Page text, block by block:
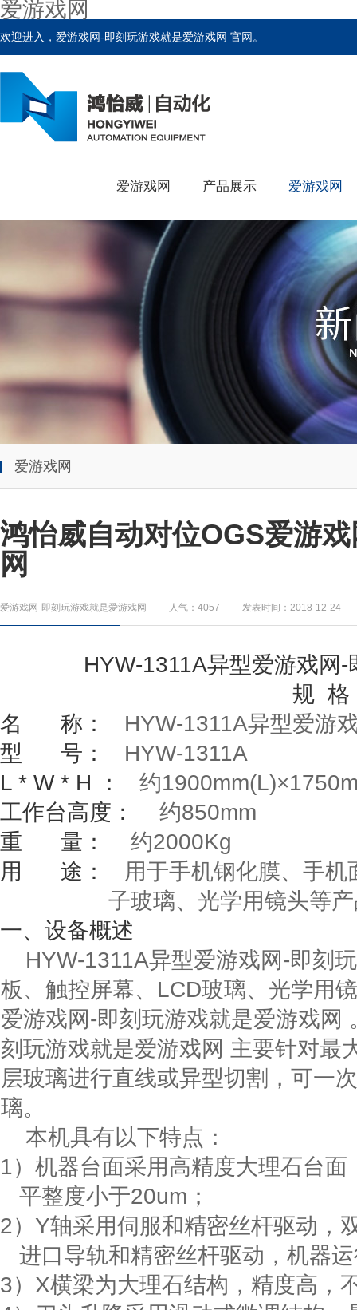
爱游戏网
欢迎进入，爱游戏网-即刻玩游戏就是爱游戏网 官网。
爱游戏网 产品展示 爱游戏网
爱游戏网
鸿怡威自动对位OGS爱游
网
爱游戏网-即刻玩游戏就是爱游戏网 人气：4057 发表时间：2018-12-24
HYW-1311A异型爱游戏网-
规
名
称： HYW-1311A异型爱游
型
号：
HYW-1311A
L * W * H
： 约1900mm(L)×
工作台高度：
约850mm
重
量： 约2000Kg
用
途：
用于手机钢化膜、手机
子玻璃、光学用镜头等
一、设备概述
HYW-1311A异型爱游戏网-即刻
板、触控屏幕、LCD玻璃、光学用
爱游戏网-即刻玩游戏就是爱游戏网
刻玩游戏就是爱游戏网 主要针对最
层玻璃进行直线或异型切割，可一
璃。
本机具有以下特点：
1） 机器台面采用高精度大理石台
平整度小于20um ；
2） Y轴采用伺服和精密丝杆驱动，
进口导轨和精密丝杆驱动，机器
3） X横梁为大理石结构，精度高，